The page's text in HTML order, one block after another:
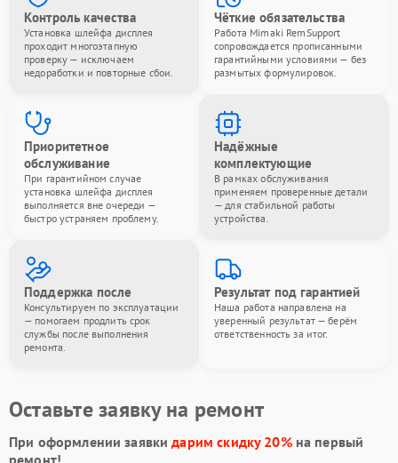
Контроль качества
Установка шлейфа дисплея
проходит многоэтапную
проверку — исключаем
недоработки и повторные сбои.
Чёткие обязательства
Работа Mimaki RemSupport
сопровождается прописанными
гарантийными условиями — без
размытых формулировок.
Приоритетное
обслуживание
При гарантийном случае
установка шлейфа дисплея
выполняется вне очереди —
быстро устраняем проблему.
Надёжные
комплектующие
В рамках обслуживания
применяем проверенные детали
— для стабильной работы
устройства.
Поддержка после
Консультируем по эксплуатации
— помогаем продлить срок
службы после выполнения
ремонта.
Результат под гарантией
Наша работа направлена на
уверенный результат — берём
ответственность за итог.
Оставьте заявку на ремонт
При оформлении заявкидарим скидку 20%на первый
ремонт!